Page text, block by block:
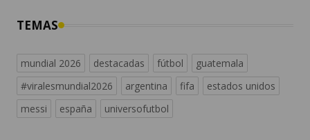
TEMAS
mundial 2026 destacadas fútbol
guatemala
#viralesmundial2026
argentina fifa
estados unidos
messi
españa universofutbol